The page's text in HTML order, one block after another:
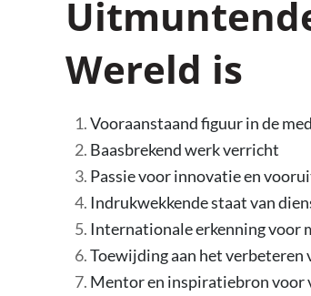
Wereld is
Vooraanstaand figuur in de
Baasbrekend werk verricht
Passie voor innovatie en
Indrukwekkende staat van
Internationale erkenning voor
Toewijding aan het verbeteren
Mentor en inspiratiebron voor